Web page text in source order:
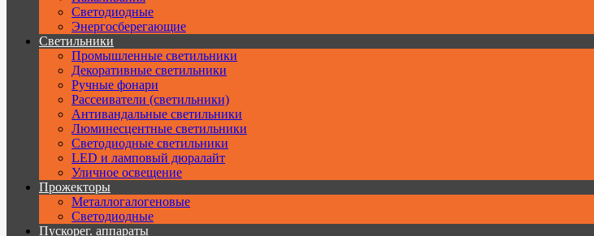
Светодиодные
Энергосберегающие
Светильники
Промышленные светильники
Декоративные светильники
Ручные фонари
Рассеиватели (светильники)
Антивандальные светильники
Люминесцентные светильники
Cветодиодные светильники
LED и ламповый дюралайт
Уличное освещение
Прожекторы
Металлогалогеновые
Светодиодные
Пускорег. аппараты